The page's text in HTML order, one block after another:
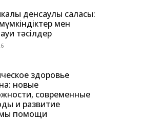
денсаулық саласы:
мен
тәсілдер
здоровье
новые
современные
и развитие
помощи